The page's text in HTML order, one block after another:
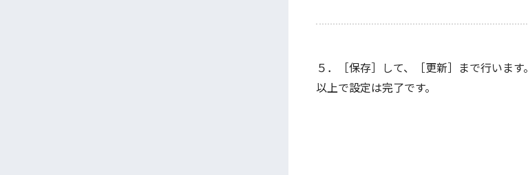
５．［保存］して、［更新］まで行います。
以上で設定は完了です。